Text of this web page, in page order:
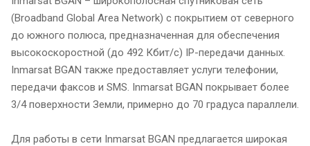
(Broadband Global Area Network) с покрытием от северного
до южного полюса, предназначенная для обеспечения
высокоскоростной (до 492 Кбит/с) IP-передачи данных.
Inmarsat BGAN также предоставляет услуги телефонии,
передачи факсов и SMS. Inmarsat BGAN покрывает более
3/4 поверхности Земли, примерно до 70 градуса параллели.
Для работы в сети Inmarsat BGAN предлагается широкая